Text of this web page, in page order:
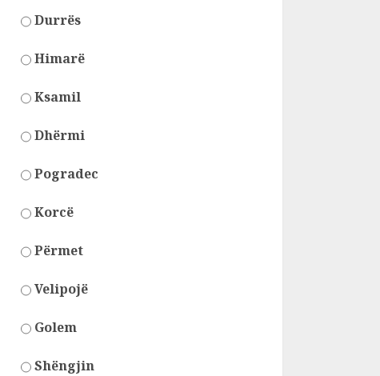
Durrës
Himarë
Ksamil
Dhërmi
Pogradec
Korcë
Përmet
Velipojë
Golem
Shëngjin